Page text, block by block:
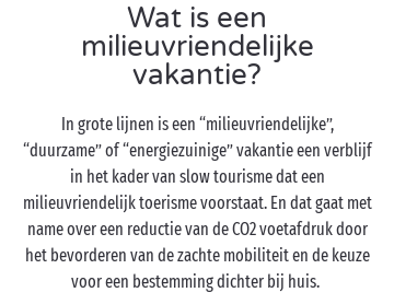
Wat is een
milieuvriendelijke
vakantie?
In grote lijnen is een “milieuvriendelijke”,
“duurzame” of “energiezuinige” vakantie een verblijf
in het kader van slow tourisme dat een
milieuvriendelijk toerisme voorstaat. En dat gaat met
name over een reductie van de CO2 voetafdruk door
het bevorderen van de zachte mobiliteit en de keuze
voor een bestemming dichter bij huis.